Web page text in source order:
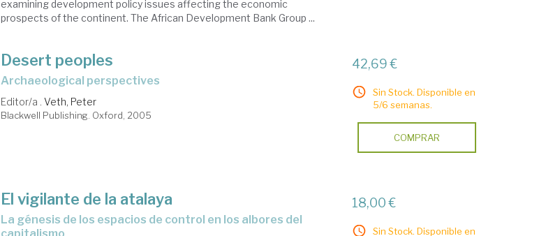
examining development policy issues affecting the economic
prospects of the continent. The African Development Bank Group ...
Desert peoples
archaeological perspectives
Editor/a .Veth, Peter
Blackwell Publishing. Oxford, 2005
42,69 €
Sin Stock. Disponible en
5/6 semanas.
COMPRAR
El vigilante de la atalaya
la génesis de los espacios de control en los albores del
18,00 €
Sin Stock. Disponible en